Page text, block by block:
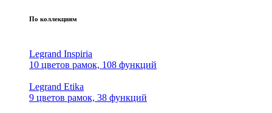
По коллекциям
Legrand Inspiria
10 цветов рамок, 108 функций
Legrand Etika
9 цветов рамок, 38 функций